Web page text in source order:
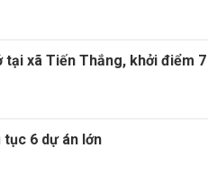
tại xã Tiến Thắng, khởi điểm 7
tục 6 dự án lớn